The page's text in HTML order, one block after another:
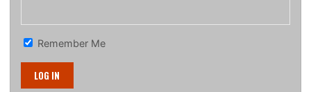
Remember Me